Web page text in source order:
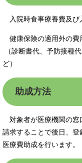
入院時食事療養費及び
健康保険の適用外の費
（診断書代、予防接種
ど）
助成方法
対象者が医療機関の窓
請求することで後日、
医療費助成を行います。